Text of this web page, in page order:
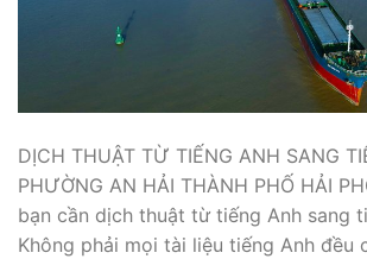
DỊCH THUẬT TỪ TIẾNG ANH SANG
PHƯỜNG AN HẢI THÀNH PHỐ HẢI
bạn cần dịch thuật từ tiếng Anh sang
Không phải mọi tài liệu tiếng Anh đều